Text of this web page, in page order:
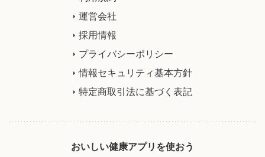
運営会社
採用情報
プライバシーポリシー
情報セキュリティ基本方針
特定商取引法に基づく表記
おいしい健康アプリを使おう